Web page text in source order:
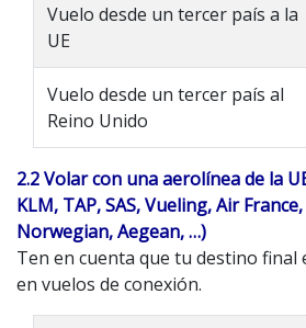
Vuelo desde un tercer país a la
UE
Vuelo desde un tercer país al
Reino Unido
2.2 Volar con una aerolínea de la
KLM, TAP, SAS, Vueling, Air
Norwegian, Aegean, …)
Ten en cuenta que tu destino final
en vuelos de conexión.